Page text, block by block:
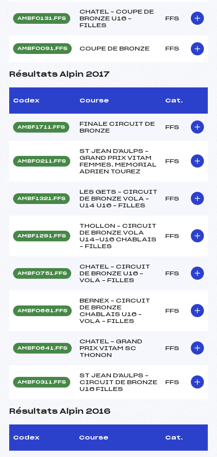
AMBF0131.FFS
CHATEL – COUPE DE
BRONZE U16 –
FILLES
FFS
AMBF0091.FFS COUPE DE BRONZE FFS
Résultats Alpin 2017
Codex Course Cat.
AMBF1711.FFS
FINALE CIRCUIT DE
BRONZE
FFS
AMBF0211.FFS
ST JEAN D'AULPS –
GRAND PRIX VITAM
FEMMES. MEMORIAL
ADRIEN TOUREZ
FFS
AMBF1321.FFS
LES GETS – CIRCUIT
DE BRONZE VOLA –
U14 U16 – FILLES
FFS
AMBF1291.FFS
THOLLON – CIRCUIT
DE BRONZE VOLA
U14-U16 CHABLAIS
– FILLES
FFS
AMBF0751.FFS
CHATEL – CIRCUIT
DE BRONZE U16 –
VOLA – FILLES
FFS
AMBF0661.FFS
BERNEX – CIRCUIT
DE BRONZE
CHABLAIS U16 –
VOLA – FILLES
FFS
AMBF0641.FFS
CHATEL – GRAND
PRIX VITAM SC
THONON
FFS
AMBF0311.FFS
ST JEAN D'AULPS –
CIRCUIT DE BRONZE
U16 FILLES
FFS
Résultats Alpin 2016
Codex Course Cat.